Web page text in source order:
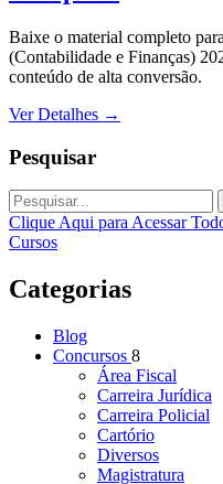
Baixe o material completo
(Contabilidade e Finanças)
conteúdo de alta conversão.
Ver Detalhes →
Pesquisar
Clique Aqui para Acessar
Cursos
Categorias
Blog
Concursos 8
Área Fiscal
Carreira Jurídica
Carreira Policial
Cartório
Diversos
Magistratura